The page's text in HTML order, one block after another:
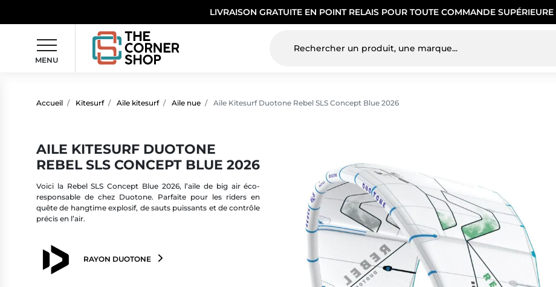
LIVRAISON GRATUITE EN POINT RELAIS POUR TOUTE COMMANDE
MENU
Accueil Kitesurf Aile kitesurf Aile nue Aile Kitesurf Duotone Rebel SLS Concept Blue 2026
AILE KITESURF DUOTONE
REBEL SLS CONCEPT BLUE 2026
Voici la Rebel SLS Concept Blue 2026, l’aile de big air éco-
responsable de chez Duotone. Parfaite pour les riders en
quête de hangtime explosif, de sauts puissants et de contrôle
précis en l’air.
RAYON DUOTONE